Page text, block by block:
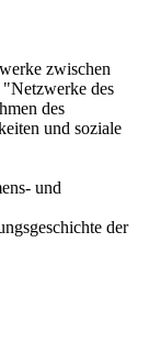
zwischen
des
des
und soziale
und
der